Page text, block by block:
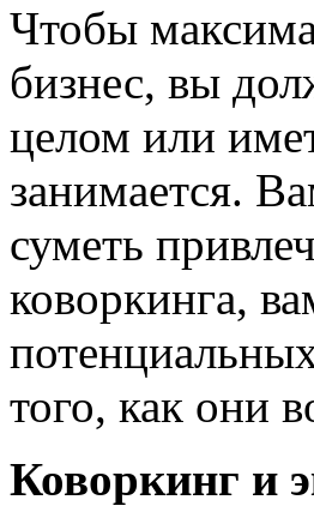
Чтобы
бизнес, вы
целом или
занимается.
суметь
коворкинга,
того, как они
Коворкинг и